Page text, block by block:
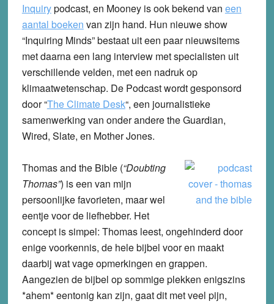
Inquirypodcast, en Mooney is ook bekend van een
aantal boeken van zijn hand. Hun nieuwe show
“Inquiring Minds” bestaat uit een paar nieuwsitems
met daarna een lang interview met specialisten uit
verschillende velden, met een nadruk op
klimaatwetenschap. De Podcast wordt gesponsord
door “The Climate Desk“, een journalistieke
samenwerking van onder andere the Guardian,
Wired, Slate, en Mother Jones.
Thomas and the Bible (“Doubting
Thomas”) is een van mijn
persoonlijke favorieten, maar wel
eentje voor de liefhebber. Het
concept is simpel: Thomas leest, ongehinderd door
enige voorkennis, de hele bijbel voor en maakt
daarbij wat vage opmerkingen en grappen.
Aangezien de bijbel op sommige plekken enigszins
*ahem* eentonig kan zijn, gaat dit met veel pijn,